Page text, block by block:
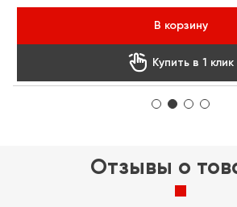
В корзину
 Купить в 1 клик
Отзывы о